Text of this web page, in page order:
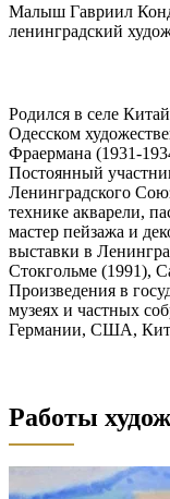
Малыш Гавриил
ленинградский
Родился в селе
Одесском
Фраермана (1931-
Постоянный
Ленинградского
технике акварели,
мастер пейзажа и
выставки в
Стокгольме (1991),
Произведения в
музеях и частных
Германии, США,
Работы